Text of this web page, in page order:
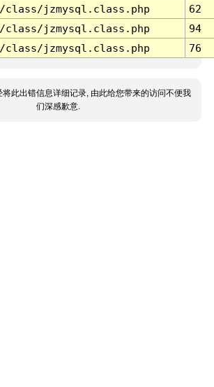
class/jzmysql.class.php
62
class/jzmysql.class.php
94
class/jzmysql.class.php 76
将此出错信息详细记录, 由此给您带来的访问不便我
们深感歉意.